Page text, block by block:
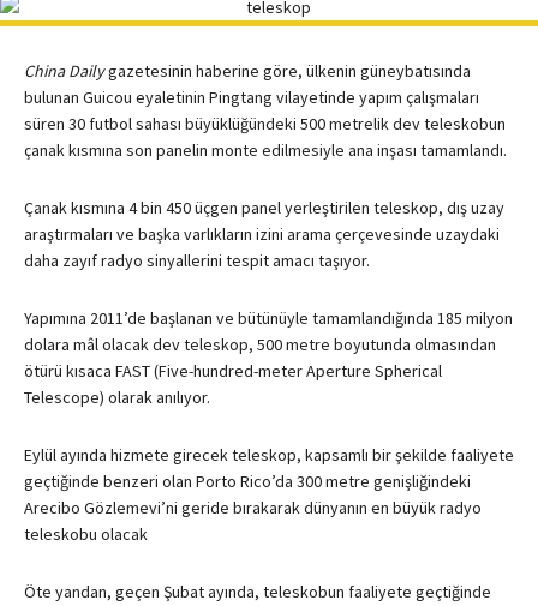
China Dailygazetesinin haberine göre, ülkenin güneybatısında
bulunan Guicou eyaletinin Pingtang vilayetinde yapım çalışmaları
süren 30 futbol sahası büyüklüğündeki 500 metrelik dev teleskobun
çanak kısmına son panelin monte edilmesiyle ana inşası tamamlandı.
Çanak kısmına 4 bin 450 üçgen panel yerleştirilen teleskop, dış uzay
araştırmaları ve başka varlıkların izini arama çerçevesinde uzaydaki
daha zayıf radyo sinyallerini tespit amacı taşıyor.
Yapımına 2011’de başlanan ve bütünüyle tamamlandığında 185 milyon
dolara mâl olacak dev teleskop, 500 metre boyutunda olmasından
ötürü kısaca FAST (Five-hundred-meter Aperture Spherical
Telescope) olarak anılıyor.
Eylül ayında hizmete girecek teleskop, kapsamlı bir şekilde faaliyete
geçtiğinde benzeri olan Porto Rico’da 300 metre genişliğindeki
Arecibo Gözlemevi’ni geride bırakarak dünyanın en büyük radyo
teleskobu olacak
Öte yandan, geçen Şubat ayında, teleskobun faaliyete geçtiğinde